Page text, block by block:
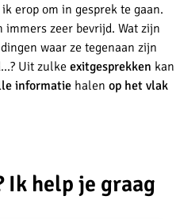
erop om in gesprek te gaan.
immers zeer bevrijd. Wat zijn
waar ze tegenaan zijn
Uit zulke exitgesprekken kan
informatie halen op het vlak
Ik help je graag